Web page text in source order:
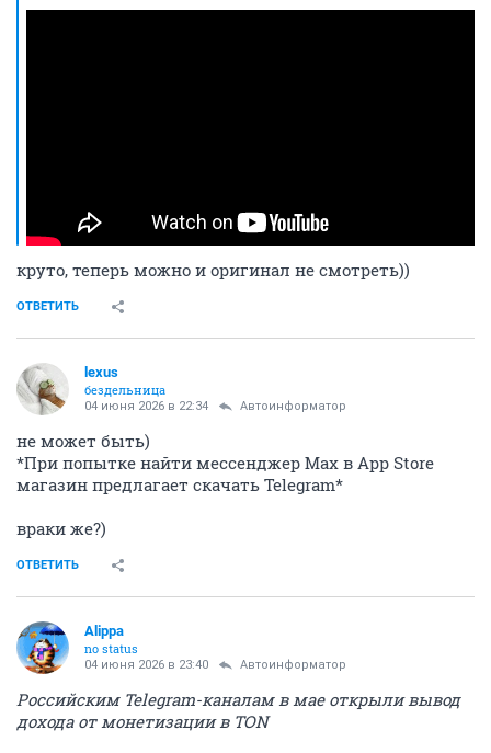
круто, теперь можно и оригинал не смотреть))
ОТВЕТИТЬ
lexus
бездельница
04 июня 2026 в 22:34 Автоинформатор
не может быть)
*При попытке найти мессенджер Max в App Store
магазин предлагает скачать Telegram*
враки же?)
ОТВЕТИТЬ
Alippa
no status
04 июня 2026 в 23:40 Автоинформатор
Российским Telegram-каналам в мае открыли вывод
дохода от монетизации в TON